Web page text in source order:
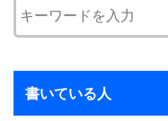
書いている人